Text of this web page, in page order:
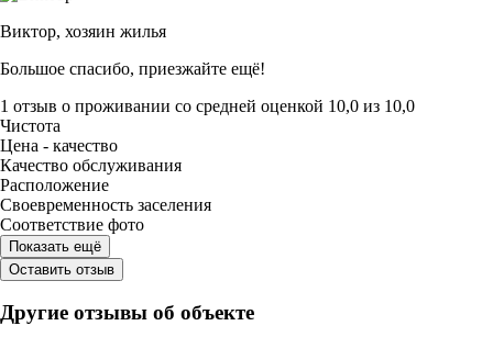
Виктор, хозяин жилья
Большое спасибо, приезжайте ещё!
1 отзыв о проживании со средней оценкой 10,0 из 10,0
Чистота
Цена - качество
Качество обслуживания
Расположение
Своевременность заселения
Соответствие фото
Показать ещё
Оставить отзыв
Другие отзывы об объекте